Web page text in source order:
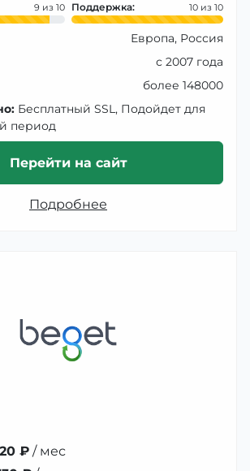
9 Поддержка: 10
Европа, Россия
с 2007 года
более 148000
Бесплатный SSL, Подойдет для
период
Перейти на сайт
Подробнее
₽ / мес